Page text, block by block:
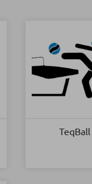
TeqBall